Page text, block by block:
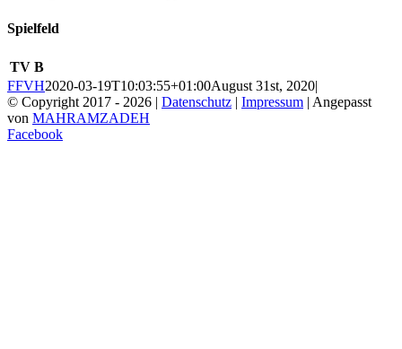
Spielfeld
TV B
FFVH2020-03-19T10:03:55+01:00August 31st, 2020|
© Copyright 2017 - 2026 | Datenschutz | Impressum | Angepasst
von MAHRAMZADEH
Facebook